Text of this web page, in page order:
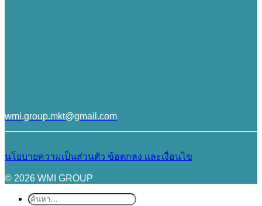
wmi.group.mkt@gmail.com
นโยบายความเป็นส่วนตัว ข้อตกลง และเงื่อนไข
© 2026 WMI GROUP
ค้นหา: